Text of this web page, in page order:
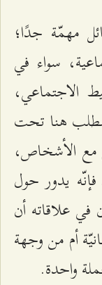
مهمّة جدًا؛
سواء في
الاجتماعي،
هنا تحت
مع الأشخاص،
فإنّه يدور حول
علاقاته أن
أم من وجهة
واحدة.